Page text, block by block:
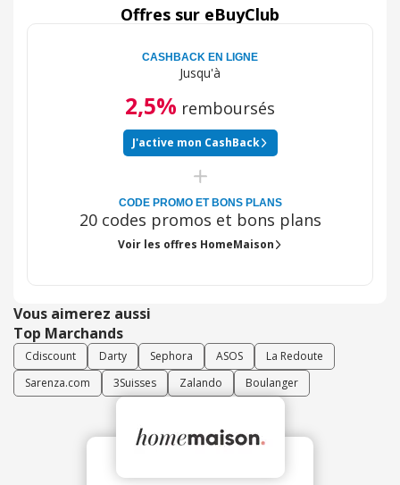
Offres sur eBuyClub
CASHBACK EN LIGNE
Jusqu'à
2,5% remboursés
J'active mon CashBack
CODE PROMO ET BONS PLANS
20 codes promos et bons plans
Voir les offres HomeMaison
Vous aimerez aussi
Top Marchands
Cdiscount Darty Sephora ASOS
La Redoute
Sarenza.com
3Suisses Zalando Boulanger